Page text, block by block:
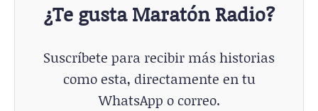
¿Te gusta Maratón Radio?
Suscríbete para recibir más historias
como esta, directamente en tu
WhatsApp o correo.